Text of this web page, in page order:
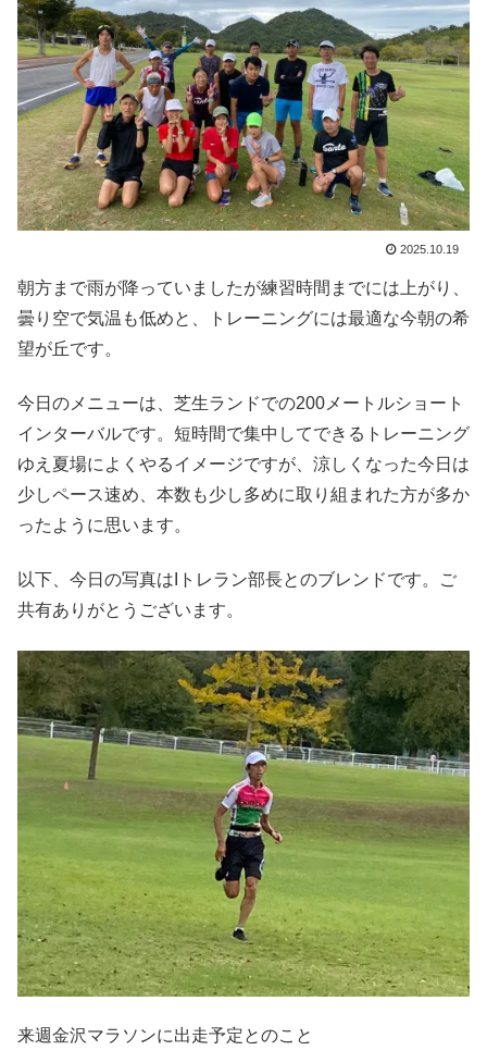
2025.10.19
朝方まで雨が降っていましたが練習時間までには上がり、
曇り空で気温も低めと、トレーニングには最適な今朝の希
望が丘です。
今日のメニューは、芝生ランドでの200メートルショート
インターバルです。短時間で集中してできるトレーニング
ゆえ夏場によくやるイメージですが、涼しくなった今日は
少しペース速め、本数も少し多めに取り組まれた方が多か
ったように思います。
以下、今日の写真はIトレラン部長とのブレンドです。ご
共有ありがとうございます。
来週金沢マラソンに出走予定とのこと